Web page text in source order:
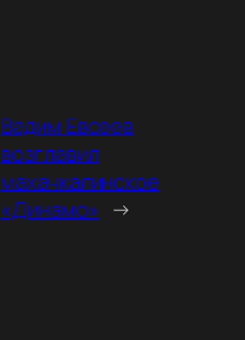
Вадим Евсеев
возглавил
махачкалинское
«Динамо» →